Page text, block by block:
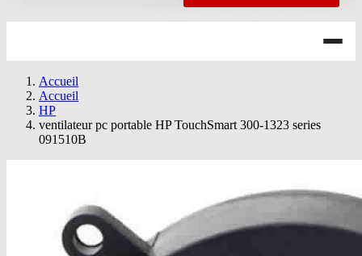
Accueil
Accueil
HP
ventilateur pc portable HP TouchSmart 300-1323 series
091510B